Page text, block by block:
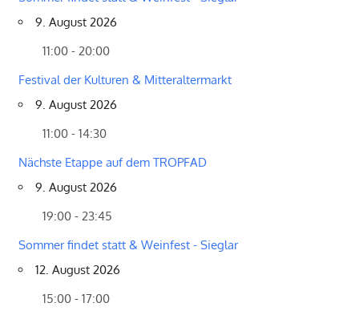
9. August 2026
11:00 - 20:00
Festival der Kulturen & Mitteraltermarkt
9. August 2026
11:00 - 14:30
Nächste Etappe auf dem TROPFAD
9. August 2026
19:00 - 23:45
Sommer findet statt & Weinfest - Sieglar
12. August 2026
15:00 - 17:00